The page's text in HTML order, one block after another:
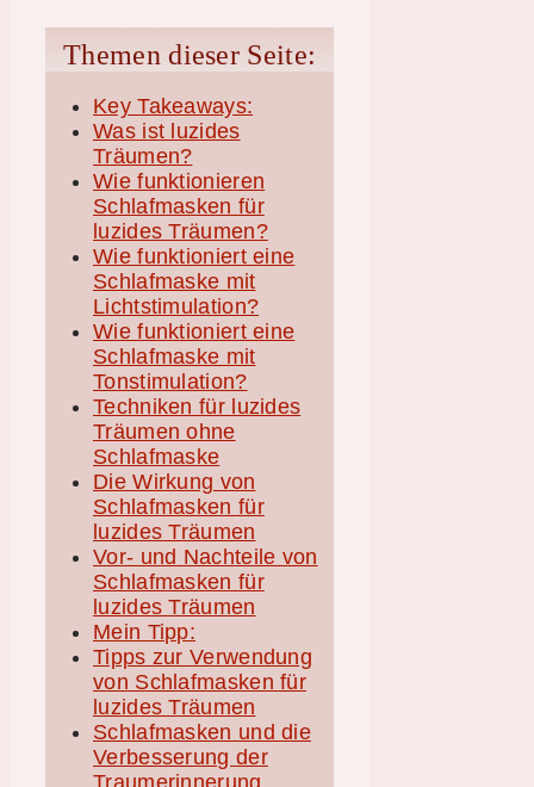
Themen dieser Seite:
Key Takeaways:
Was ist luzides
Träumen?
Wie funktionieren
Schlafmasken für
luzides Träumen?
Wie funktioniert eine
Schlafmaske mit
Lichtstimulation?
Wie funktioniert eine
Schlafmaske mit
Tonstimulation?
Techniken für luzides
Träumen ohne
Schlafmaske
Die Wirkung von
Schlafmasken für
luzides Träumen
Vor- und Nachteile von
Schlafmasken für
luzides Träumen
Mein Tipp:
Tipps zur Verwendung
von Schlafmasken für
luzides Träumen
Schlafmasken und die
Verbesserung der